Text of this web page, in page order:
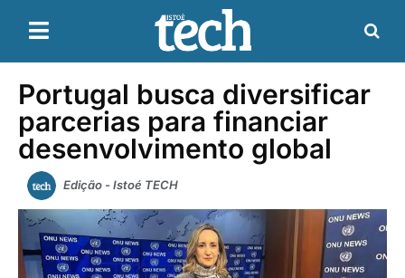
Portugal busca diversificar
parcerias para financiar
desenvolvimento global
Edição - Istoé TECH